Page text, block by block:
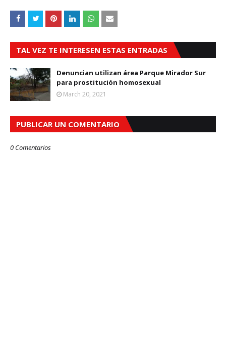
TAL VEZ TE INTERESEN ESTAS ENTRADAS
Denuncian utilizan área Parque Mirador Sur
para prostitución homosexual
March 20, 2021
PUBLICAR UN COMENTARIO
0 Comentarios